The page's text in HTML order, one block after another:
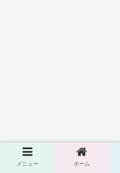
メニュー ホーム